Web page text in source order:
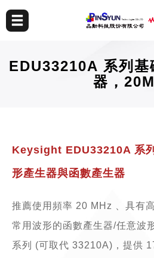
EDU33210A 系列基
器，
Keysight EDU33210A 系
形產生器與函數產生器
推薦使用頻率 20 MHz 、具有
常用波形的函數產生器/任意波
系列 (可取代 33210A)，提供